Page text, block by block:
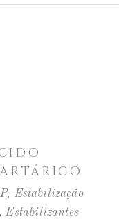
, Estabilização
,Estabilizantes